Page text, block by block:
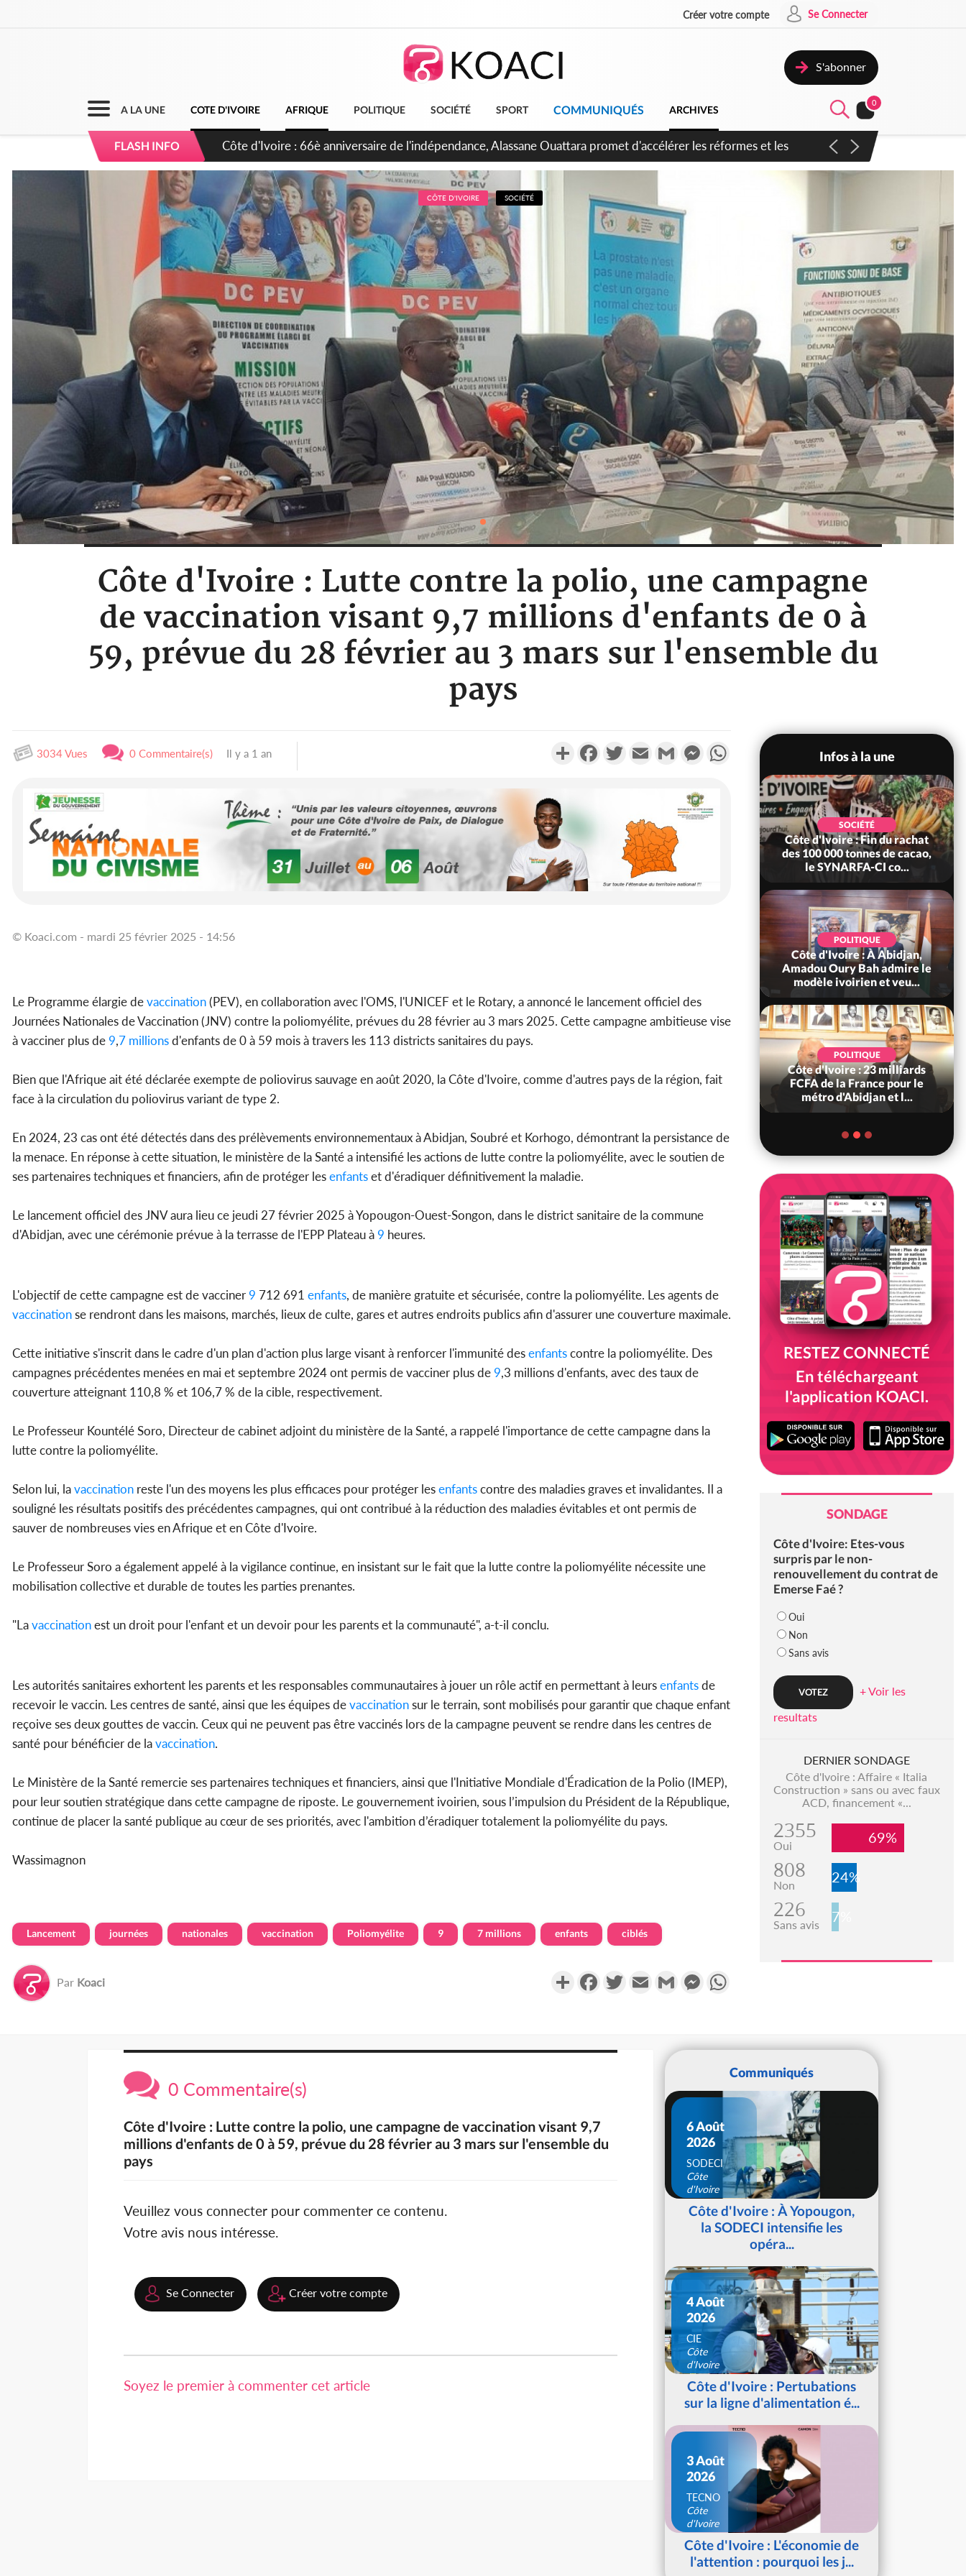
Créer votre compte Se Connecter
S'abonner
A LA UNE COTE D'IVOIRE AFRIQUE POLITIQUE SOCIÉTÉ SPORT COMMUNIQUÉS ARCHIVES
0
FLASH INFO
Côte d'Ivoire : À Abidjan, Amadou Oury Bah admire le modèle ivoirien et veut s'en inspirer pour accélérer le
développement de la Guinée
CÔTE D'IVOIRE SOCIÉTÉ
Côte d'Ivoire : Lutte contre la polio, une campagne
de vaccination visant 9,7 millions d'enfants de 0 à
59, prévue du 28 février au 3 mars sur l'ensemble du
pays
3034 Vues 0 Commentaire(s) Il y a 1 an PartagerFacebookTwitterEmail Gmail MessengerWhatsApp
© Koaci.com - mardi 25 février 2025 - 14:56
Le Programme élargie devaccination(PEV), en collaboration avec l'OMS, l'UNICEF et le Rotary, a annoncé le lancement officiel des
Journées Nationales de Vaccination (JNV) contre la poliomyélite, prévues du 28 février au 3 mars 2025. Cette campagne ambitieuse vise
à vacciner plus de 9,7 millionsd'enfants de 0 à 59 mois à travers les 113 districts sanitaires du pays.
Bien que l'Afrique ait été déclarée exempte de poliovirus sauvage en août 2020, la Côte d'Ivoire, comme d'autres pays de la région, fait
face à la circulation du poliovirus variant de type 2.
En 2024, 23 cas ont été détectés dans des prélèvements environnementaux à Abidjan, Soubré et Korhogo, démontrant la persistance de
la menace. En réponse à cette situation, le ministère de la Santé a intensifié les actions de lutte contre la poliomyélite, avec le soutien de
ses partenaires techniques et financiers, afin de protéger lesenfantset d'éradiquer définitivement la maladie.
Le lancement officiel des JNV aura lieu ce jeudi 27 février 2025 à Yopougon-Ouest-Songon, dans le district sanitaire de la commune
d'Abidjan, avec une cérémonie prévue à la terrasse de l'EPP Plateau à 9 heures.
L'objectif de cette campagne est de vacciner 9 712 691 enfants, de manière gratuite et sécurisée, contre la poliomyélite. Les agents de
vaccinationse rendront dans les maisons, marchés, lieux de culte, gares et autres endroits publics afin d'assurer une couverture maximale.
Cette initiative s'inscrit dans le cadre d'un plan d'action plus large visant à renforcer l'immunité desenfantscontre la poliomyélite. Des
campagnes précédentes menées en mai et septembre 2024 ont permis de vacciner plus de 9,3 millions d'enfants, avec des taux de
couverture atteignant 110,8 % et 106,7 % de la cible, respectivement.
Le Professeur Kountélé Soro, Directeur de cabinet adjoint du ministère de la Santé, a rappelé l'importance de cette campagne dans la
lutte contre la poliomyélite.
Selon lui, lavaccination reste l'un des moyens les plus efficaces pour protéger lesenfantscontre des maladies graves et invalidantes. Il a
souligné les résultats positifs des précédentes campagnes, qui ont contribué à la réduction des maladies évitables et ont permis de
sauver de nombreuses vies en Afrique et en Côte d'Ivoire.
Le Professeur Soro a également appelé à la vigilance continue, en insistant sur le fait que la lutte contre la poliomyélite nécessite une
mobilisation collective et durable de toutes les parties prenantes.
"Lavaccinationest un droit pour l'enfant et un devoir pour les parents et la communauté", a-t-il conclu.
Les autorités sanitaires exhortent les parents et les responsables communautaires à jouer un rôle actif en permettant à leursenfantsde
recevoir le vaccin. Les centres de santé, ainsi que les équipes devaccinationsur le terrain, sont mobilisés pour garantir que chaque enfant
reçoive ses deux gouttes de vaccin. Ceux qui ne peuvent pas être vaccinés lors de la campagne peuvent se rendre dans les centres de
santé pour bénéficier de lavaccination.
Le Ministère de la Santé remercie ses partenaires techniques et financiers, ainsi que l'Initiative Mondiale d'Éradication de la Polio (IMEP),
pour leur soutien stratégique dans cette campagne de riposte. Le gouvernement ivoirien, sous l’impulsion du Président de la République,
continue de placer la santé publique au cœur de ses priorités, avec l'ambition d’éradiquer totalement la poliomyélite du pays.
Wassimagnon
Lancement journées nationales vaccination Poliomyélite 9 7 millions enfants ciblés
Par Koaci PartagerFacebookTwitterEmail Gmail Messenger
Infos à la une
POLITIQUE
Côte d'Ivoire : Fête nationale,
Alassane Ouattara accorde
la grâce à 4 661...
Mamadou Traoré ex
SOCIÉTÉ
Côte d'Ivoire : Fin du rachat
des 100 000 tonnes de cacao,
le SYNARFA-CI co...
POLITIQUE
Côte d'Ivoire : À Abidjan,
Amadou Oury Bah admire le
modèle ivoirien et veu...
POLITIQUE
Côte d'Ivoire : 23 milliards
FCFA de la France pour le
métro d'Abidjan et l...
RESTEZ CONNECTÉ
En téléchargeant
l'application KOACI.
SONDAGE
Côte d'Ivoire: Etes-vous
surpris par le non-
renouvellement du contrat de
Emerse Faé ?
Oui
Non
Sans avis
+ Voir les
resultats
DERNIER SONDAGE
Côte d'Ivoire : Affaire « Italia
Construction » sans ou avec faux
ACD, financement «...
2355
Oui 69%
808
Non 24%
226
Sans avis 7%
0 Commentaire(s)
Côte d'Ivoire : Lutte contre la polio, une campagne de vaccination visant 9,7
millions d'enfants de 0 à 59, prévue du 28 février au 3 mars sur l'ensemble du
pays
Veuillez vous connecter pour commenter ce contenu.
Votre avis nous intéresse.
Se Connecter Créer votre compte
Soyez le premier à commenter cet article
Communiqués
6 Août
2026
SODECI
Côte
d'Ivoire
Côte d'Ivoire : À Yopougon,
la SODECI intensifie les
opéra...
4 Août
2026
CIE
Côte
d'Ivoire
Côte d'Ivoire : Pertubations
sur la ligne d'alimentation é...
3 Août
2026
TECNO
Côte
d'Ivoire
Côte d'Ivoire : L'économie de
l'attention : pourquoi les j...